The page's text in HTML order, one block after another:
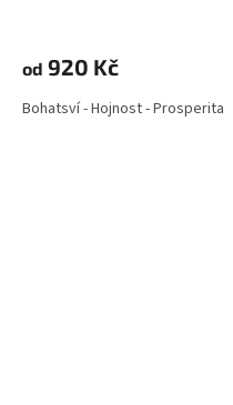
od 920 Kč
Bohatsví - Hojnost - Prosperita